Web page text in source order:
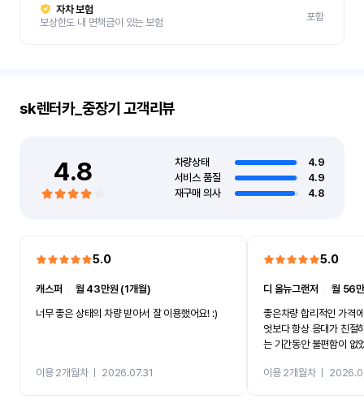
자차 보험
보상한도 내 면책금이 있는 보험
포함
sk렌터카_중장기 고객리뷰
4.8 차량상태
4.9
서비스 품질
4.9
재구매 의사
4.8
5.0
캐스퍼
월 43만원 (1개월)
너무 좋은 상태의 차량 받아서 잘 이용했어요! :)
이용 2개월차ㅣ 2026.07.31
5.0
디 올뉴그랜저 ㅣ월 56
좋은차량 합리적인 가격
엇보다 항상 응대가 친절
는 기간동안 불편함이 없
카 렌트 고민없이 강추합
이용 2개월차ㅣ